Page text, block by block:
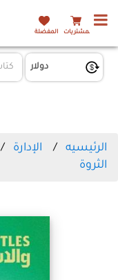
المشتريات المفضلة
الرئيسيه الإدارة
الثروة